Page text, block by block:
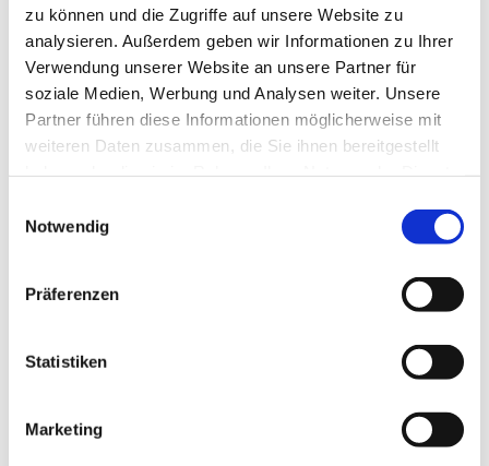
zu können und die Zugriffe auf unsere Website zu
analysieren. Außerdem geben wir Informationen zu Ihrer
Verwendung unserer Website an unsere Partner für
soziale Medien, Werbung und Analysen weiter. Unsere
Partner führen diese Informationen möglicherweise mit
weiteren Daten zusammen, die Sie ihnen bereitgestellt
Notwendig
Präferenzen
Statistiken
Marketing
Dienstag, 29. Dezember 2026,
19:30 Uhr
Pfarrzentrum, Bahnhofstraße 38,
44623 Herne